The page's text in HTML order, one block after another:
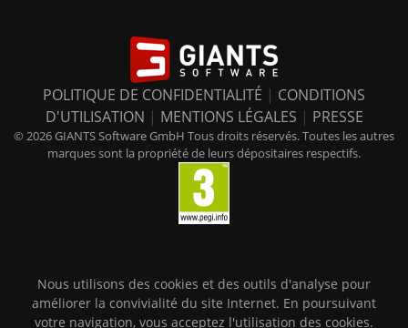
POLITIQUE DE CONFIDENTIALITÉ | CONDITIONS
D'UTILISATION | MENTIONS LÉGALES | PRESSE
© 2026 GIANTS Software GmbH Tous droits réservés. Toutes les autres
marques sont la propriété de leurs dépositaires respectifs.
Nous utilisons des cookies et des outils d'analyse pour
améliorer la convivialité du site Internet. En poursuivant
votre navigation, vous acceptez l'utilisation des cookies.